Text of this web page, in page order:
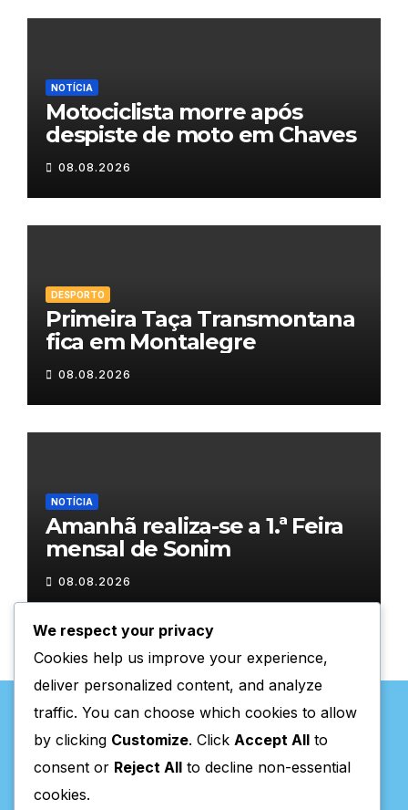
NOTÍCIA
Motociclista morre após
despiste de moto em Chaves
08.08.2026
DESPORTO
Primeira Taça Transmontana
fica em Montalegre
08.08.2026
NOTÍCIA
Amanhã realiza-se a 1.ª Feira
mensal de Sonim
08.08.2026
Valpaços Online
We respect your privacy
Cookies help us improve your experience,
deliver personalized content, and analyze
traffic. You can choose which cookies to allow
by clicking Customize. Click Accept All to
consent or Reject All to decline non-essential
cookies.